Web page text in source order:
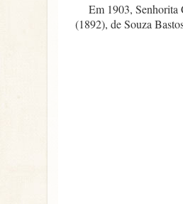
Em 1903,
(1892), de Souza